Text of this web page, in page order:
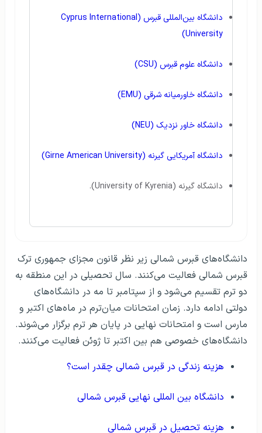
دانشگاه بین‌المللی قبرس (Cyprus International
University)
دانشگاه علوم قبرس (CSU)
دانشگاه خاورمیانه شرقی (EMU)
دانشگاه خاور نزدیک (NEU)
دانشگاه آمریکایی گیرنه (Girne American University)
دانشگاه گیرنه (University of Kyrenia).
دانشگاه‌های قبرس شمالی زیر نظر قانون مجزای جمهوری ترک
قبرس شمالی فعالیت می‌کنند. سال تحصیلی در این منطقه به
دو ترم تقسیم می‌شود و از سپتامبر تا مه در دانشگاه‌های
دولتی ادامه دارد. زمان امتحانات میان‌ترم در ماه‌های اکتبر و
مارس است و امتحانات نهایی در پایان هر ترم برگزار می‌شوند.
دانشگاه‌های خصوصی هم بین اکتبر تا ژوئن فعالیت می‌کنند.
هزینه زندگی در قبرس شمالی چقدر است؟
دانشگاه بین المللی نهایی قبرس شمالی
هزینه تحصیل در قبرس شمالی